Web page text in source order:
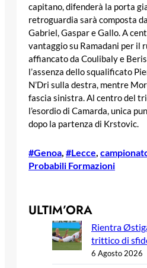
capitano, difenderà la porta
retroguardia sarà composta
Gabriel, Gaspar e Gallo. A
vantaggio su Ramadani per il
affiancato da Coulibaly e
l’assenza dello squalificato
N’Dri sulla destra, mentre
fascia sinistra. Al centro del
l’esordio di Camarda, unica
dopo la partenza di Krstovic.
#Genoa #Lecce
Probabili Formazioni
ULTIM’ORA
Rientra
trittico di
6 Agosto 2026